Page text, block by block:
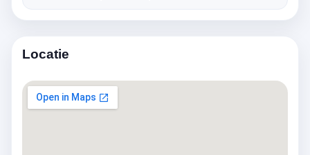
Locatie